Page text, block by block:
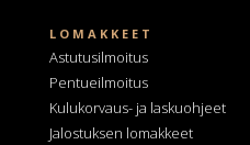
LOMAKKEET
Astutusilmoitus
Pentueilmoitus
Kulukorvaus- ja laskuohjeet
Jalostuksen lomakkeet